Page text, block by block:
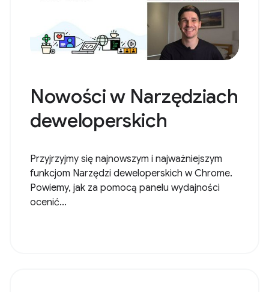
Nowości w Narzędziach
deweloperskich
Przyjrzyjmy się najnowszym i najważniejszym
funkcjom Narzędzi deweloperskich w Chrome.
Powiemy, jak za pomocą panelu wydajności
ocenić...